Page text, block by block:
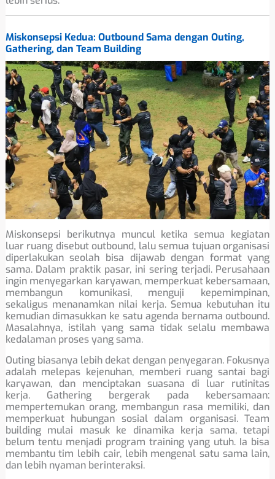
Miskonsepsi Kedua: Outbound Sama dengan Outing,
Gathering, dan Team Building
Miskonsepsi berikutnya muncul ketika semua kegiatan
luar ruang disebut outbound, lalu semua tujuan organisasi
diperlakukan seolah bisa dijawab dengan format yang
sama. Dalam praktik pasar, ini sering terjadi. Perusahaan
ingin menyegarkan karyawan, memperkuat kebersamaan,
membangun komunikasi, menguji kepemimpinan,
sekaligus menanamkan nilai kerja. Semua kebutuhan itu
kemudian dimasukkan ke satu agenda bernama outbound.
Masalahnya, istilah yang sama tidak selalu membawa
kedalaman proses yang sama.
Outing biasanya lebih dekat dengan penyegaran. Fokusnya
adalah melepas kejenuhan, memberi ruang santai bagi
karyawan, dan menciptakan suasana di luar rutinitas
kerja. Gathering bergerak pada kebersamaan:
mempertemukan orang, membangun rasa memiliki, dan
memperkuat hubungan sosial dalam organisasi. Team
building mulai masuk ke dinamika kerja sama, tetapi
belum tentu menjadi program training yang utuh. Ia bisa
membantu tim lebih cair, lebih mengenal satu sama lain,
dan lebih nyaman berinteraksi.